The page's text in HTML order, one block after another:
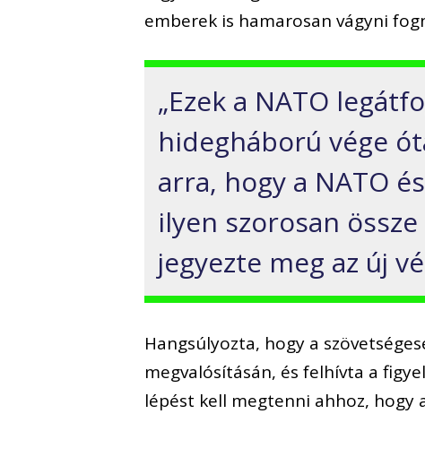
emberek is hamarosan vágyni
„Ezek a NATO
hidegháború vége
arra, hogy a NATO
ilyen szorosan
jegyezte meg az új
Hangsúlyozta, hogy a
megvalósításán, és felhívta a
lépést kell megtenni ahhoz, hogy